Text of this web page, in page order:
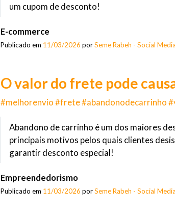
um cupom de desconto!
E-commerce
Publicado em 11/03/2026 porSeme Rabeh - Social Media
O valor do frete pode
#melhorenvio #frete #abandonodecarrinho
Abandono de carrinho é um dos maiores
principais motivos pelos quais clientes
garantir desconto especial!
Empreendedorismo
Publicado em 11/03/2026 porSeme Rabeh - Social Media